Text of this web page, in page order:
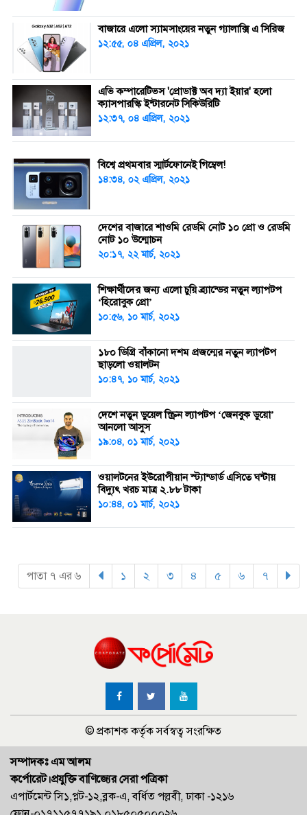
বাজারে এলো স্যামসাংয়ের নতুন গ্যালাক্সি এ সিরিজ
১২:৫৫, ০৪ এপ্রিল, ২০২১
এভি কম্পারেটিভস 'প্রোডাক্ট অব দ্যা ইয়ার' হলো
ক্যাসপারস্কি ইন্টারনেট সিকিউরিটি
১২:৩৭, ০৪ এপ্রিল, ২০২১
বিশ্বে প্রথমবার স্মার্টফোনেই গিম্বেল!
১৪:৩৪, ০২ এপ্রিল, ২০২১
দেশের বাজারে শাওমি রেডমি নোট ১০ প্রো ও রেডমি
নোট ১০ উন্মোচন
২০:১৭, ২২ মার্চ, ২০২১
শিক্ষার্থীদের জন্য এলো চুয়ি ব্র্যান্ডের নতুন ল্যাপটপ
‘হিরোবুক প্রো’
১০:৫৬, ১০ মার্চ, ২০২১
১৮০ ডিগ্রি বাঁকানো দশম প্রজন্মের নতুন ল্যাপটপ
ছাড়লো ওয়ালটন
১০:৪৭, ১০ মার্চ, ২০২১
দেশে নতুন ডুয়েল স্ক্রিন ল্যাপটপ ‘জেনবুক ডুয়ো’
আনলো আসুস
১৯:০৪, ০১ মার্চ, ২০২১
ওয়ালটনের ইউরোপীয়ান স্ট্যান্ডার্ড এসিতে ঘন্টায়
বিদ্যুৎ খরচ মাত্র ২.৮৮ টাকা
১০:৪৪, ০১ মার্চ, ২০২১
পাতা ৭ এর ৬ ১ (current)
২ (current)
৩ (current)
৪ (current)
৫ (current)
৬ (current)
৭
© প্রকাশক কর্তৃক সর্বস্বত্ব সংরক্ষিত
সম্পাদকঃ এম আলম
কর্পোরেট।প্রযুক্তি বাণিজ্যের সেরা পত্রিকা
এপার্টমেন্ট সি১,প্লট-১২,ব্লক-এ, বর্ধিত পল্লবী, ঢাকা -১২১৬